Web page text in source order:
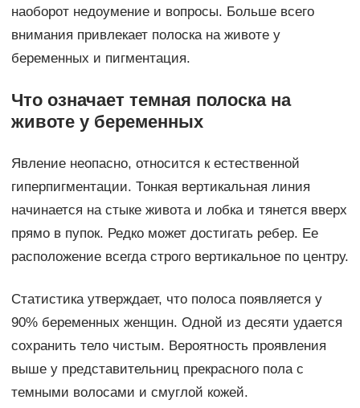
наоборот недоумение и вопросы. Больше всего
внимания привлекает полоска на животе у
беременных и пигментация.
Что означает темная полоска на
животе у беременных
Явление неопасно, относится к естественной
гиперпигментации. Тонкая вертикальная линия
начинается на стыке живота и лобка и тянется вверх
прямо в пупок. Редко может достигать ребер. Ее
расположение всегда строго вертикальное по центру.
Статистика утверждает, что полоса появляется у
90% беременных женщин. Одной из десяти удается
сохранить тело чистым. Вероятность проявления
выше у представительниц прекрасного пола с
темными волосами и смуглой кожей.